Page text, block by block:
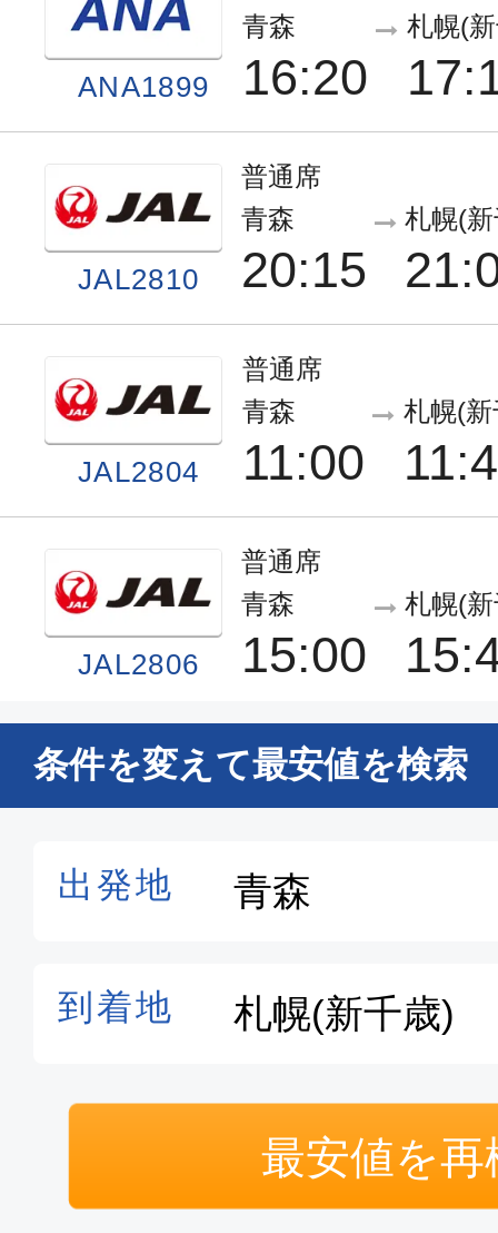
ANA1899
青森
16:20
札幌(
JAL2810
普通席
青森
20:15
札幌(
JAL2804
普通席
青森
11:00
札幌(
JAL2806
普通席
青森
15:00
札幌(
エコノミー
条件を変えて最安値を検索
最安値を再